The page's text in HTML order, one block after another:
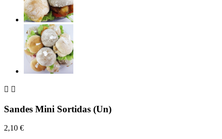
 
Sandes Mini Sortidas (Un)
2,10 €